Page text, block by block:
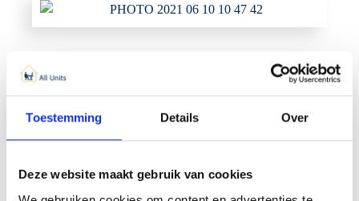
Toestemming Details Over
Deze website maakt gebruik van cookies
Spar deg selv fotsporene i
huset
Et bassenghus er den mest stilige løsningen for å
ikke lenger å gå gjennom hjemmet ditt med skitne